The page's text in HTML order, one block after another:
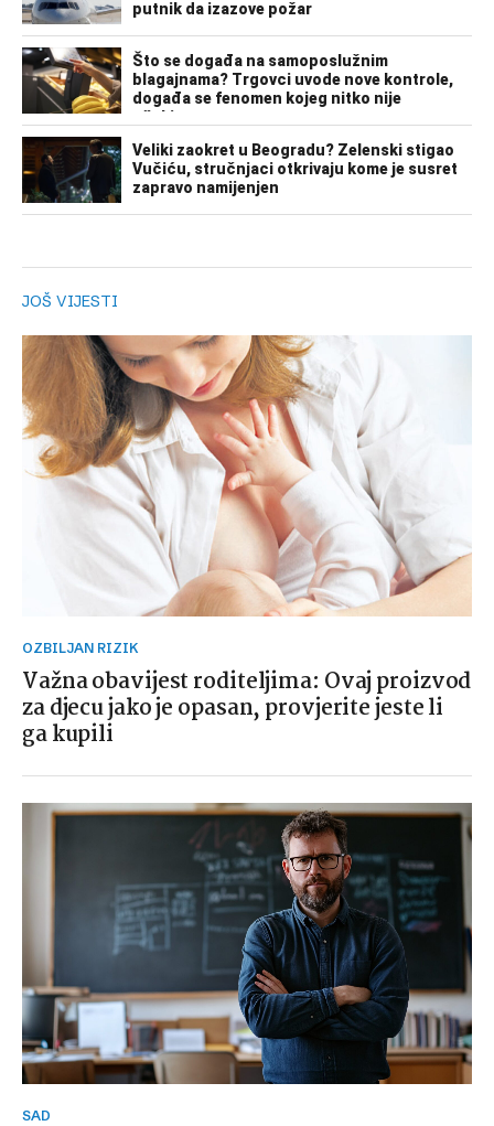
JOŠ VIJESTI
OZBILJAN RIZIK
Važna obavijest roditeljima: Ovaj proizvod
za djecu jako je opasan, provjerite jeste li
ga kupili
SAD